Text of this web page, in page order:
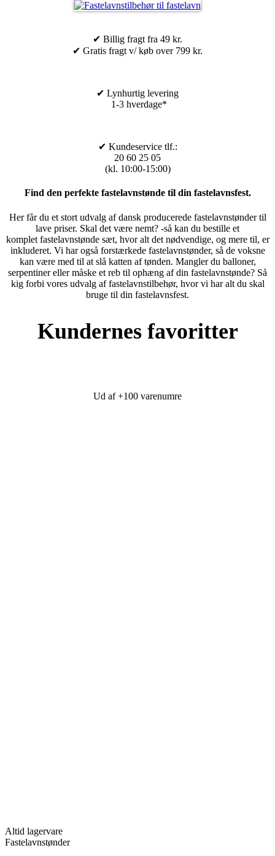
✔ Billig fragt fra 49 kr.
✔ Gratis fragt v/ køb over 799 kr.
✔ Lynhurtig levering
1-3 hverdage*
✔ Kundeservice tlf.:
20 60 25 05
(kl. 10:00-15:00)
Find den perfekte fastelavnstønde til din fastelavnsfest.
Her får du et stort udvalg af dansk producerede fastelavnstønder til
lave priser. Skal det være nemt? -så kan du bestille et
komplet fastelavnstønde sæt, hvor alt det nødvendige, og mere til, er
inkluderet. Vi har også forstærkede fastelavnstønder, så de voksne
kan være med til at slå katten af tønden. Mangler du balloner,
serpentiner eller måske et reb til ophæng af din fastelavnstønde? Så
kig forbi vores udvalg af fastelavnstilbehør, hvor vi har alt du skal
bruge til din fastelavnsfest.
Kundernes favoritter
Ud af +100 varenumre
Altid lagervare
Fastelavnstønder